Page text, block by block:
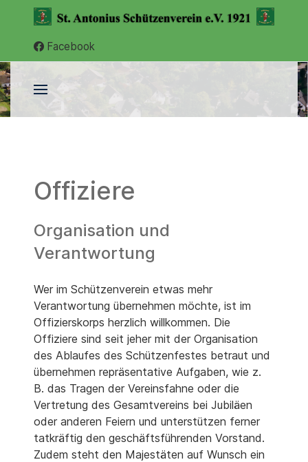
Facebook
Offiziere
Organisation und
Verantwortung
Wer im Schützenverein etwas mehr
Verantwortung übernehmen möchte, ist im
Offizierskorps herzlich willkommen. Die
Offiziere sind seit jeher mit der Organisation
des Ablaufes des Schützenfestes betraut und
übernehmen repräsentative Aufgaben, wie z.
B. das Tragen der Vereinsfahne oder die
Vertretung des Gesamtvereins bei Jubiläen
oder anderen Feiern und unterstützen ferner
tatkräftig den geschäftsführenden Vorstand.
Zudem steht den Majestäten auf Wunsch ein